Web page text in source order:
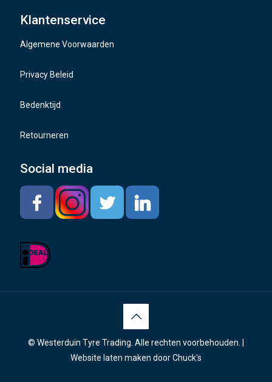
Klantenservice
Algemene Voorwaarden
Privacy Beleid
Bedenktijd
Retourneren
Social media
© Westerduin Tyre Trading. Alle rechten voorbehouden. |
Website laten maken door Chuck's